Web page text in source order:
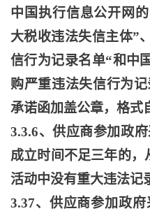
中国执行信息公开网
大税收违法失信主体”
信行为记录名单“和中
购严重违法失信行为
承诺函加盖公章，格式
3.3.6、供应商参加政
成立时间不足三年的
活动中没有重大违法记
3.37、供应商参加政